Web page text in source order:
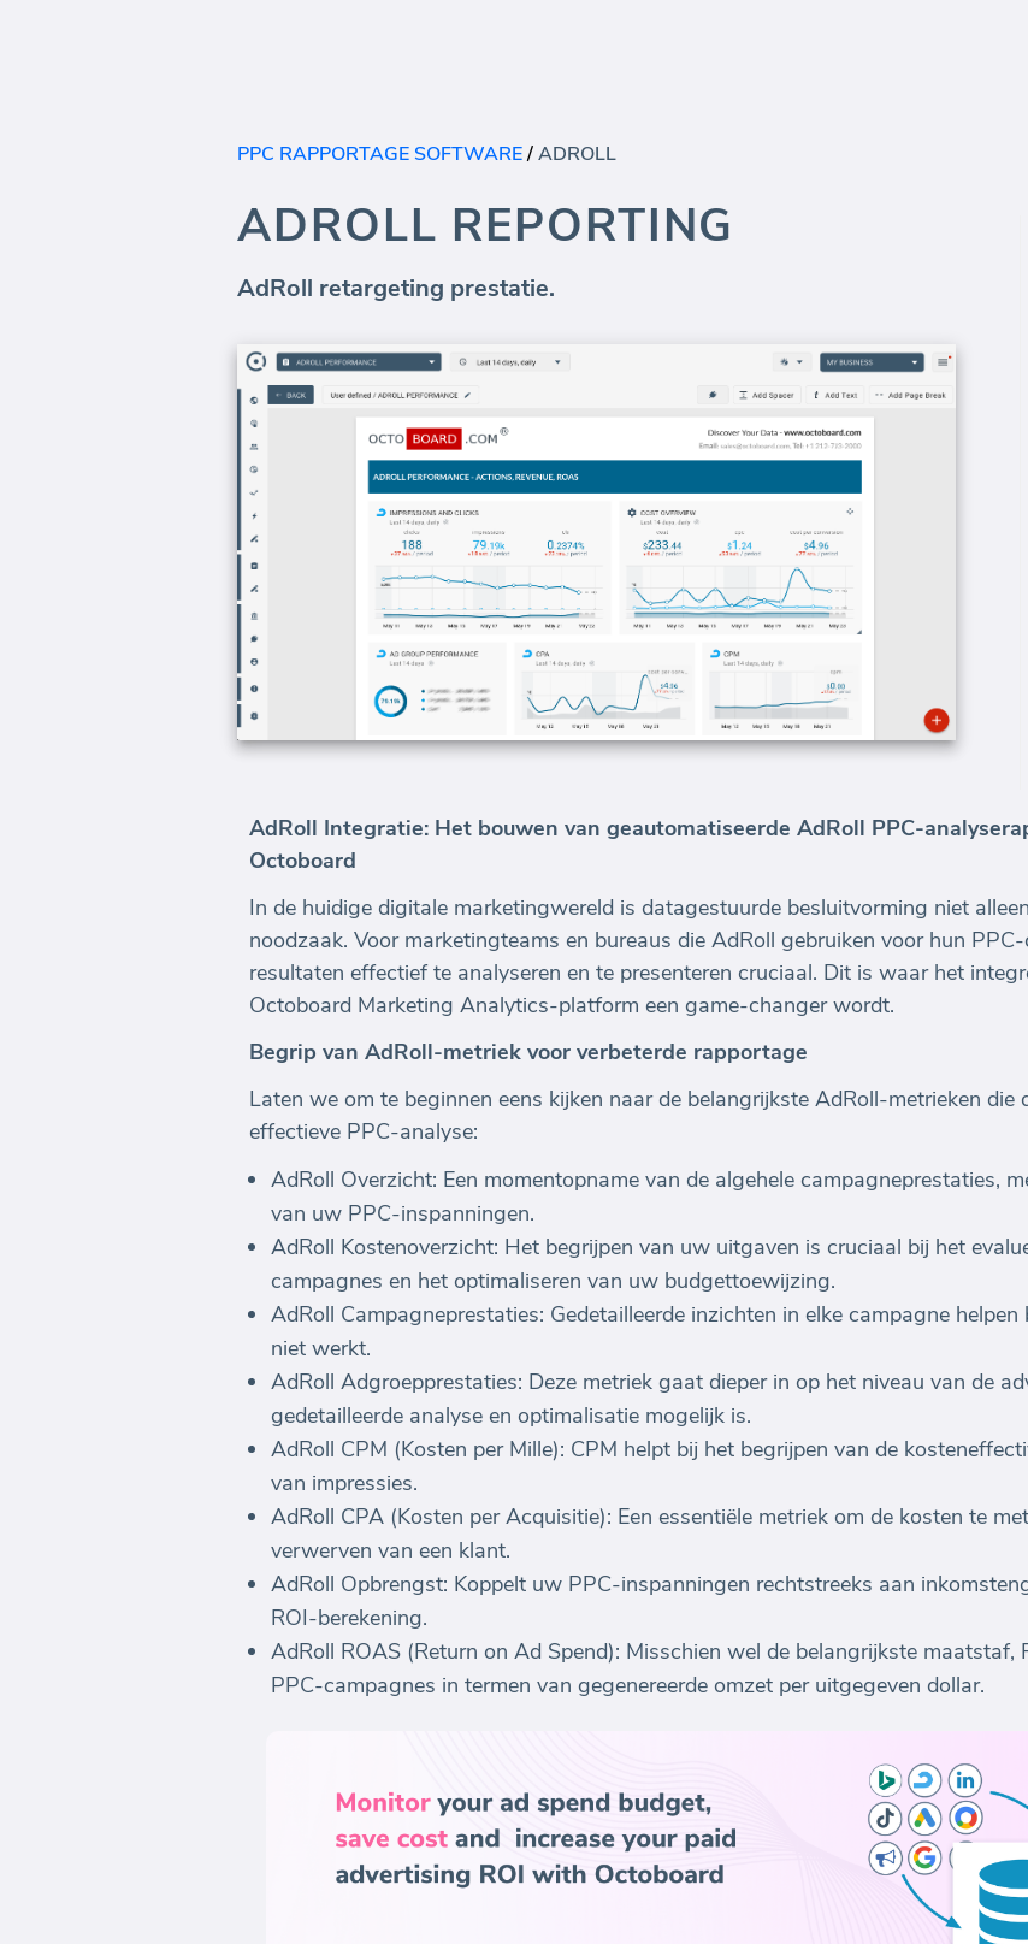
PPC RAPPORTAGE SOFTWARE/ADROLL
ADROLL REPORTING
AdRoll retargeting prestatie.
AdRoll Integratie: Het bouwen van geautomatiseerde AdRoll PPC-
Octoboard
In de huidige digitale marketingwereld is datagestuurde besluitvorming niet
noodzaak. Voor marketingteams en bureaus die AdRoll gebruiken voor hun
resultaten effectief te analyseren en te presenteren cruciaal. Dit is waar het
Octoboard Marketing Analytics-platform een game-changer wordt.
Begrip van AdRoll-metriek voor verbeterde rapportage
Laten we om te beginnen eens kijken naar de belangrijkste AdRoll-metrieken die
effectieve PPC-analyse:
AdRoll Overzicht: Een momentopname van de algehele campagneprestaties,
van uw PPC-inspanningen.
AdRoll Kostenoverzicht: Het begrijpen van uw uitgaven is cruciaal bij het
campagnes en het optimaliseren van uw budgettoewijzing.
AdRoll Campagneprestaties: Gedetailleerde inzichten in elke campagne
niet werkt.
AdRoll Adgroepprestaties: Deze metriek gaat dieper in op het niveau van de
gedetailleerde analyse en optimalisatie mogelijk is.
AdRoll CPM (Kosten per Mille): CPM helpt bij het begrijpen van de
van impressies.
AdRoll CPA (Kosten per Acquisitie): Een essentiële metriek om de kosten te
verwerven van een klant.
AdRoll Opbrengst: Koppelt uw PPC-inspanningen rechtstreeks aan
ROI-berekening.
AdRoll ROAS (Return on Ad Spend): Misschien wel de belangrijkste
PPC-campagnes in termen van gegenereerde omzet per uitgegeven dollar.